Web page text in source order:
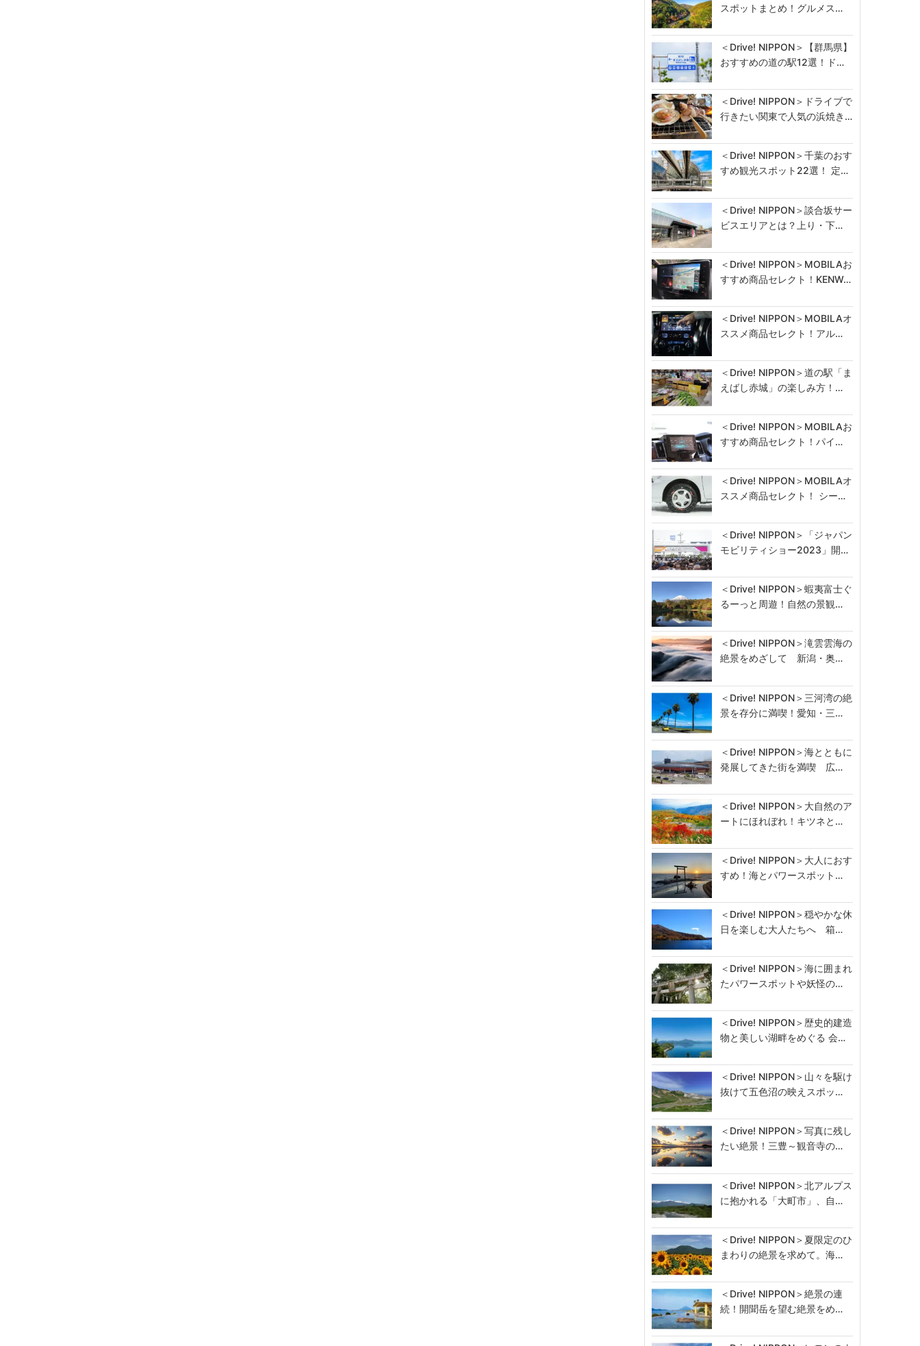
スポットまとめ！グルメス…
＜Drive! NIPPON＞【群馬県】
おすすめの道の駅12選！ド…
＜Drive! NIPPON＞ドライブで
行きたい関東で人気の浜焼き…
＜Drive! NIPPON＞千葉のおす
すめ観光スポット22選！ 定…
＜Drive! NIPPON＞談合坂サー
ビスエリアとは？上り・下…
＜Drive! NIPPON＞MOBILAお
すすめ商品セレクト！KENW…
＜Drive! NIPPON＞MOBILAオ
ススメ商品セレクト！アル…
＜Drive! NIPPON＞道の駅「ま
えばし赤城」の楽しみ方！…
＜Drive! NIPPON＞MOBILAお
すすめ商品セレクト！パイ…
＜Drive! NIPPON＞MOBILAオ
ススメ商品セレクト！ シー…
＜Drive! NIPPON＞「ジャパン
モビリティショー2023」開…
＜Drive! NIPPON＞蝦夷富士ぐ
るーっと周遊！自然の景観…
＜Drive! NIPPON＞滝雲雲海の
絶景をめざして 新潟・奥…
＜Drive! NIPPON＞三河湾の絶
景を存分に満喫！愛知・三…
＜Drive! NIPPON＞海とともに
発展してきた街を満喫 広…
＜Drive! NIPPON＞大自然のア
ートにほれぼれ！キツネと…
＜Drive! NIPPON＞大人におす
すめ！海とパワースポット…
＜Drive! NIPPON＞穏やかな休
日を楽しむ大人たちへ 箱…
＜Drive! NIPPON＞海に囲まれ
たパワースポットや妖怪の…
＜Drive! NIPPON＞歴史的建造
物と美しい湖畔をめぐる 会…
＜Drive! NIPPON＞山々を駆け
抜けて五色沼の映えスポッ…
＜Drive! NIPPON＞写真に残し
たい絶景！三豊～観音寺の…
＜Drive! NIPPON＞北アルプス
に抱かれる「大町市」、自…
＜Drive! NIPPON＞夏限定のひ
まわりの絶景を求めて。海…
＜Drive! NIPPON＞絶景の連
続！開聞岳を望む絶景をめ…